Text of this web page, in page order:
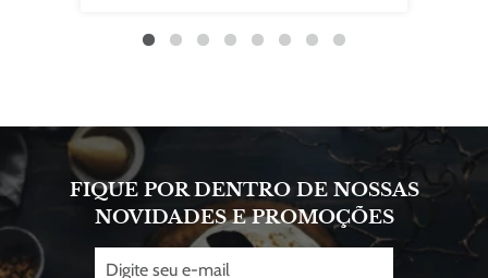
FIQUE POR DENTRO DE NOSSAS
NOVIDADES E PROMOÇÕES